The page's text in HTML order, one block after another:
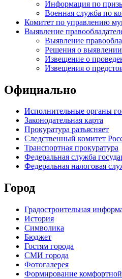
Информация по
Военная служба по
Комитет по управлению
Выявление
Выявление
Решения о
Извещение о
Извещения о
Официально
Исполнительные органы
Законодательная карта
Прокуратура разъясняет
Следственный комитет
Транспортная прокуратура
Федеральная служба
Федеральная налоговая
Город
Градостроительная
История
Символика
Бюджет
Гостям города
СМИ города
Фотогалерея
Формирование